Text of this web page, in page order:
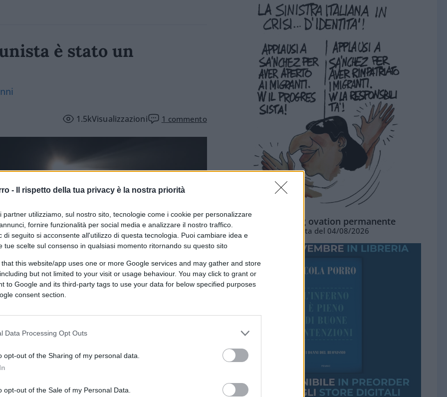
- Il rispetto della tua privacy è la nostra priorità
partner utilizziamo, sul nostro sito, tecnologie come i cookie per personalizzare
fornire funzionalità per social media e analizzare il nostro traffico.
di seguito si acconsente all'utilizzo di questa tecnologia. Puoi cambiare idea e
tue scelte sul consenso in qualsiasi momento ritornando su questo sito
that this website/app uses one or more Google services and may gather and store
but not limited to your visit or usage behaviour. You may click to grant or
to Google and its third-party tags to use your data for below specified purposes
consent section.
Data Processing Opt Outs
opt-out of the Sharing of my personal data.
opt-out of the Sale of my Personal Data.
è stato un
1.5kVisualizzazioni 1 commento
La standing ovation permanente
Vignetta del 04/08/2026